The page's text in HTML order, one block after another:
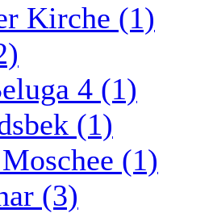
Kirche (1)
4 (1)
(1)
(1)
(3)